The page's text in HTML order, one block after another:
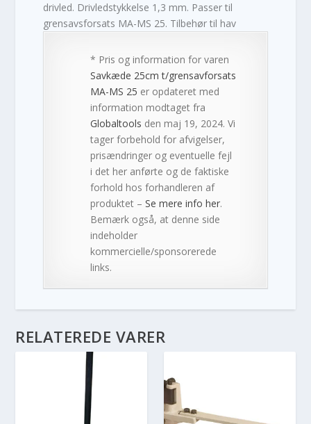
drivled. Drivledstykkelse 1,3 mm. Passer til
grensavsforsats MA-MS 25. Tilbehør til hav
* Pris og information for varen
Savkæde 25cm t/grensavforsats
MA-MS 25 er opdateret med
information modtaget fra
Globaltools den maj 19, 2024. Vi
tager forbehold for afvigelser,
prisændringer og eventuelle fejl
i det her anførte og de faktiske
forhold hos forhandleren af
produktet –Se mere info her.
Bemærk også, at denne side
indeholder
kommercielle/sponsorerede
links.
RELATEREDE VARER